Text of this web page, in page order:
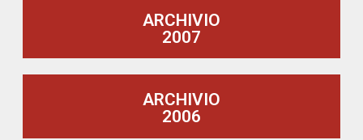
ARCHIVIO
2007
ARCHIVIO
2006